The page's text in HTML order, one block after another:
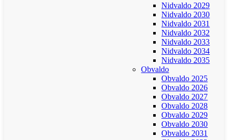
Nidvaldo 2029
Nidvaldo 2030
Nidvaldo 2031
Nidvaldo 2032
Nidvaldo 2033
Nidvaldo 2034
Nidvaldo 2035
Obvaldo
Obvaldo 2025
Obvaldo 2026
Obvaldo 2027
Obvaldo 2028
Obvaldo 2029
Obvaldo 2030
Obvaldo 2031